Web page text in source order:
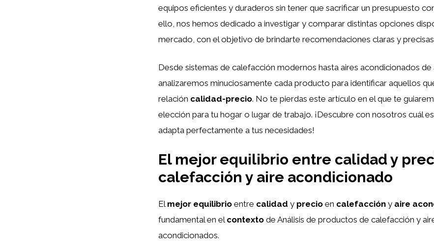
equipos eficientes y duraderos sin tener que sacrificar un presupuesto
ello, nos hemos dedicado a investigar y comparar distintas opciones
mercado, con el objetivo de brindarte recomendaciones claras y
Desde sistemas de calefacción modernos hasta aires acondicionados
analizaremos minuciosamente cada producto para identificar aquellos
relación calidad-precio. No te pierdas este artículo en el que te
elección para tu hogar o lugar de trabajo. ¡Descubre con nosotros cuál
adapta perfectamente a tus necesidades!
El mejor equilibrio entre calidad y
calefacción y aire acondicionado
El mejor equilibrio entre calidad y precio en calefacción y aire
fundamental en el contexto de Análisis de productos de calefacción y
acondicionados.